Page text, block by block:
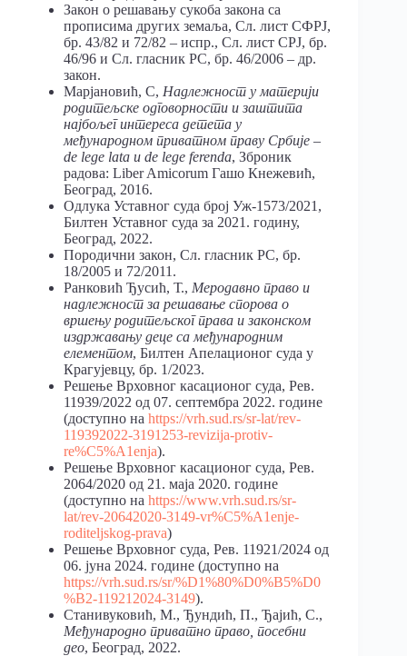
Закон о решавању сукоба закона са
прописима других земаља, Сл. лист СФРЈ,
бр. 43/82 и 72/82 – испр., Сл. лист СРЈ, бр.
46/96 и Сл. гласник РС, бр. 46/2006 – др.
закон.
Марјановић, С, Надлежност у материји
родитељске одговорности и заштита
најбољег интереса детета у
међународном приватном праву Србије –
de lege lata и de lege ferenda, Зброник
радова: Liber Amicorum Гашо Кнежевић,
Београд, 2016.
Одлука Уставног суда број Уж-1573/2021,
Билтен Уставног суда за 2021. годину,
Београд, 2022.
Породични закон, Сл. гласник РС, бр.
18/2005 и 72/2011.
Ранковић Ђусић, Т., Меродавно право и
надлежност за решавање спорова о
вршењу родитељског права и законском
издржавању деце са међународним
елементом, Билтен Апелационог суда у
Крагујевцу, бр. 1/2023.
Решење Врховног касационог суда, Рев.
11939/2022 од 07. септембра 2022. године
(доступно на https://vrh.sud.rs/sr-lat/rev-
119392022-3191253-revizija-protiv-
re%C5%A1enja).
Решење Врховног касационог суда, Рев.
2064/2020 од 21. маја 2020. године
(доступно на https://www.vrh.sud.rs/sr-
lat/rev-20642020-3149-vr%C5%A1enje-
roditeljskog-prava)
Решење Врховног суда, Рев. 11921/2024 од
06. јуна 2024. године (доступно на
https://vrh.sud.rs/sr/%D1%80%D0%B5%D0
%B2-119212024-3149).
Станивуковић, М., Ђундић, П., Ђајић, С.,
Међународно приватно право, посебни
део, Београд, 2022.